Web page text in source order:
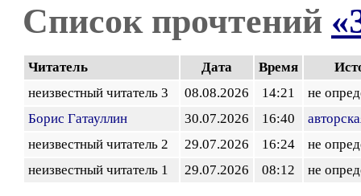
Список прочтений
Читатель Дата Время
неизвестный читатель 3
08.08.2026 14:21
не
Борис Гатауллин
30.07.2026 16:40
неизвестный читатель 2
29.07.2026 16:24
не
неизвестный читатель 1
29.07.2026 08:12 не